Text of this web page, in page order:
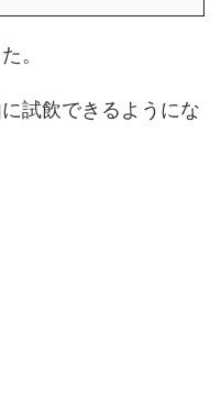
。
試飲できるようにな